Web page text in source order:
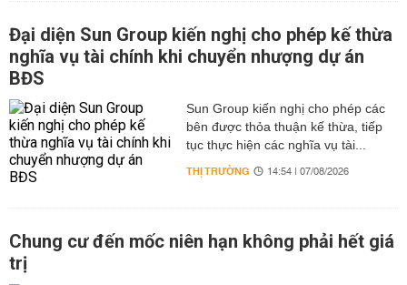
Đại diện Sun Group kiến nghị cho phép kế thừa
nghĩa vụ tài chính khi chuyển nhượng dự án
BĐS
Sun Group kiến nghị cho phép các
bên được thỏa thuận kế thừa, tiếp
tục thực hiện các nghĩa vụ tài...
THỊ TRƯỜNG 14:54 | 07/08/2026
Chung cư đến mốc niên hạn không phải hết giá
trị